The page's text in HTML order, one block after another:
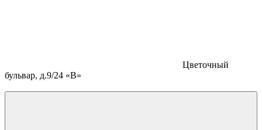
Цветочный
бульвар, д.9/24 «В»